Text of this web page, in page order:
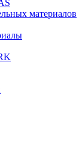
материалов